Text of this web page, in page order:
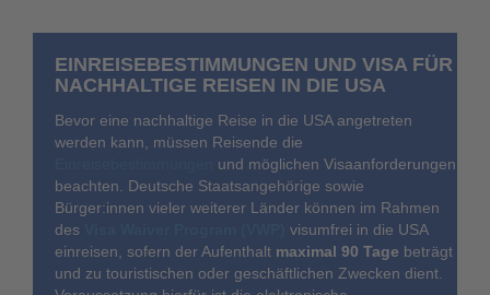
EINREISEBESTIMMUNGEN UND VISA FÜR
NACHHALTIGE REISEN IN DIE USA
Bevor eine nachhaltige Reise in die USA angetreten
werden kann, müssen Reisende die
und möglichen Visaanforderungen
beachten. Deutsche Staatsangehörige sowie
Bürger:innen vieler weiterer Länder können im Rahmen
des
visumfrei in die USA
einreisen, sofern der Aufenthalt maximal 90 Tage beträgt
und zu touristischen oder geschäftlichen Zwecken dient.